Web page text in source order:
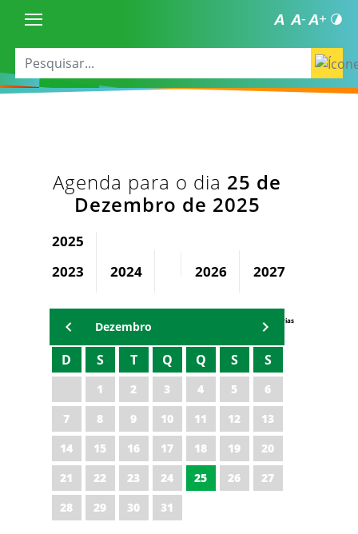
Agenda para o dia 25 de
Dezembro de 2025
2025
2023
2024 2026 2027
Agenda Secretárias
Dezembro
D S T Q Q S S
1 2 3 4 5
6
7
8 9 10 11 12
13
14
15 16 17 18 19
20
21
22 23 24 25 26
27
28
29 30 31